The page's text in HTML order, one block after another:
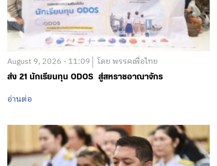
August 9, 2026 - 11:09 โดย พรรคเพื่อไทย
ส่ง 21 นักเรียนทุน ODOS สู่สหราชอาณาจักร
อ่านต่อ